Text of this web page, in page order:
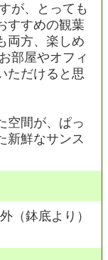
が、とっても
すすめの観葉
両方、楽しめ
部屋やオフィ
ただけると思
空間が、ぱっ
新鮮なサンス
（鉢底より）